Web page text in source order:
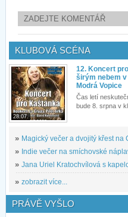
ZADEJTE KOMENTÁŘ
KLUBOVÁ SCÉNA
28.07.
12. Koncert
širým nebem
Modrá Vopice
Čas letí
bude 8. srpna v
» Magický večer a dvojitý křest na
» Indie večer na smíchovské
» Jana Uriel Kratochvílová s
» zobrazit více...
PRÁVĚ VYŠLO